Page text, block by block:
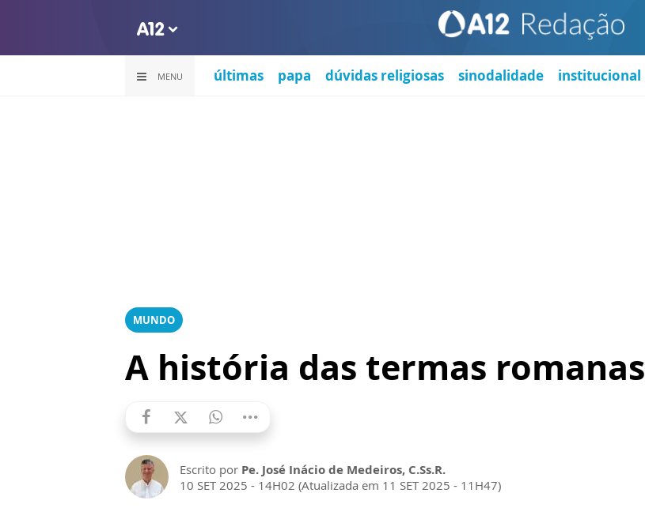
MENU últimas papa dúvidas religiosas sinodalidade institucional
MUNDO
A história das termas romanas
Escrito por Pe. José Inácio de Medeiros, C.Ss.R.
10 SET 2025 - 14H02 (Atualizada em 11 SET 2025 - 11H47)